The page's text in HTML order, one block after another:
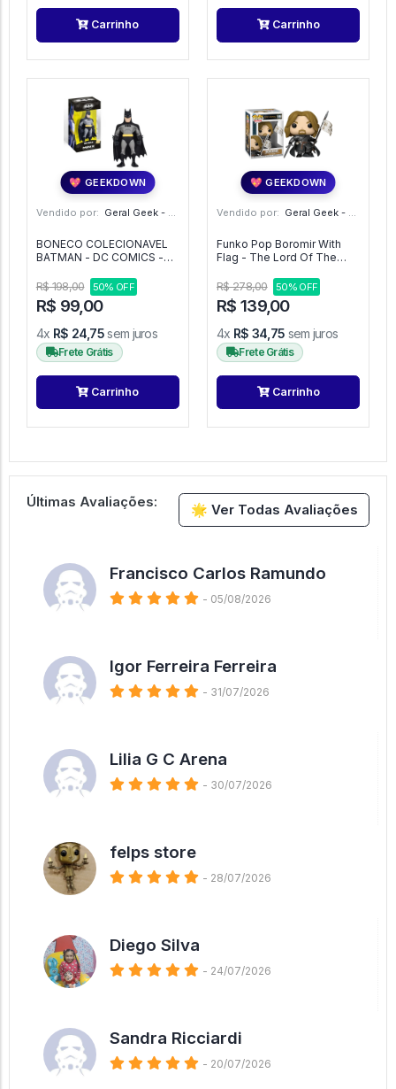
Carrinho Carrinho
💖 GEEKDOWN
Vendido por: Geral Geek - SP
BONECO COLECIONAVEL
BATMAN - DC COMICS -
R$ 198,00
50% OFF
R$ 99,00
4x R$ 24,75sem juros
Frete Grátis
Carrinho
💖 GEEKDOWN
Vendido por: Geral Geek - SP
Funko Pop Boromir With
Flag - The Lord Of The
R$ 278,00
50% OFF
R$ 139,00
4x R$ 34,75 sem juros
Frete Grátis
Carrinho
🌟 Ver Todas Avaliações
Últimas Avaliações:
Francisco Carlos Ramundo
- 05/08/2026
Igor Ferreira Ferreira
- 31/07/2026
Lilia G C Arena
- 30/07/2026
felps store
- 28/07/2026
Diego Silva
- 24/07/2026
Sandra Ricciardi
- 20/07/2026